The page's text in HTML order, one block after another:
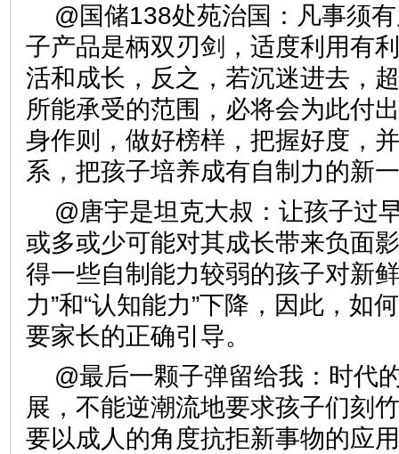
@国储138处苑治国：凡事须
子产品是柄双刃剑，适度利用有
活和成长，反之，若沉迷进去，
所能承受的范围，必将会为此付
身作则，做好榜样，把握好度，
系，把孩子培养成有自制力
@唐宇是坦克大叔：让孩子过
或多或少可能对其成长带来负面
得一些自制能力较弱的孩子对新
力”和“认知能力”下降，因此，如
要家长的正确引导。
@最后一颗子弹留给我：时代
展，不能逆潮流地要求孩子们刻
要以成人的角度抗拒新事物的应